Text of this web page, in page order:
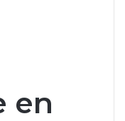
en